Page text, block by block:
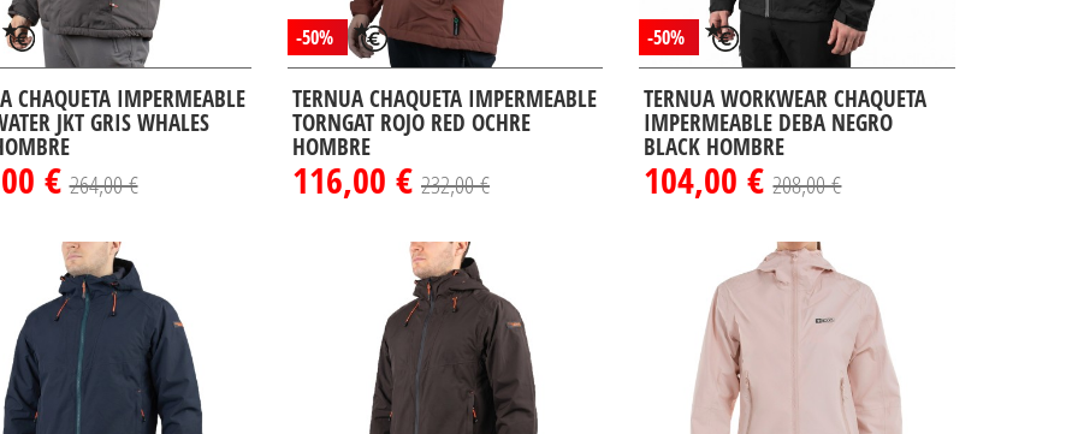
CHAQUETA IMPERMEABLE
JKT GRIS WHALES
€264,00 €
-50%
TERNUA CHAQUETA IMPERMEABLE
TORNGAT ROJO RED OCHRE
HOMBRE
116,00 € 232,00 €
-50%
TERNUA WORKWEAR CHAQUETA
IMPERMEABLE DEBA NEGRO
BLACK HOMBRE
104,00 €208,00 €